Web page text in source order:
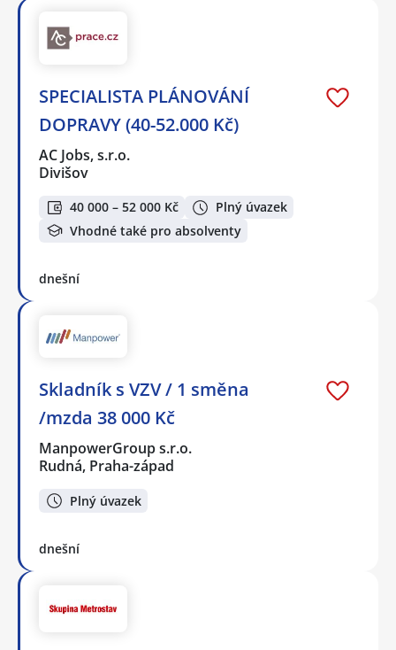
SPECIALISTA PLÁNOVÁNÍ
DOPRAVY (40-52.000 Kč)
AC Jobs, s.r.o.
Divišov
40 000 – 52 000 Kč
Plný úvazek
Vhodné také pro absolventy
dnešní
Skladník s VZV / 1 směna
/mzda 38 000 Kč
ManpowerGroup s.r.o.
Rudná, Praha-západ
Plný úvazek
dnešní